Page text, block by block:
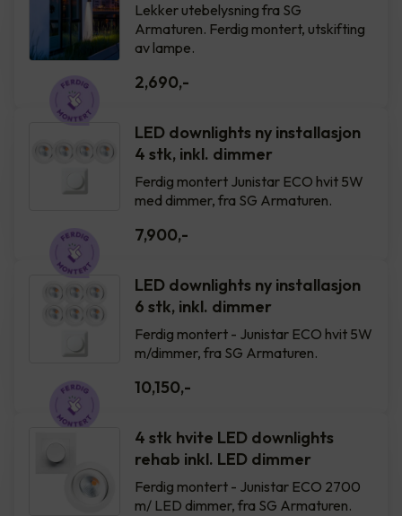
Lekker utebelysning fra SG
Armaturen. Ferdig montert, utskifting
av lampe.
2,690,-
LED downlights ny installasjon
4 stk, inkl. dimmer
Ferdig montert Junistar ECO hvit 5W
med dimmer, fra SG Armaturen.
7,900,-
LED downlights ny installasjon
6 stk, inkl. dimmer
Ferdig montert - Junistar ECO hvit 5W
m/dimmer, fra SG Armaturen.
10,150,-
4 stk hvite LED downlights
rehab inkl. LED dimmer
Ferdig montert - Junistar ECO 2700
m/ LED dimmer, fra SG Armaturen.